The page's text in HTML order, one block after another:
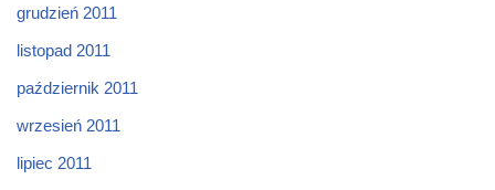
grudzień 2011
listopad 2011
październik 2011
wrzesień 2011
lipiec 2011